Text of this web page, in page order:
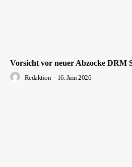
Vorsicht vor neuer Abzocke DRM
Redaktion - 16. Juin 2026